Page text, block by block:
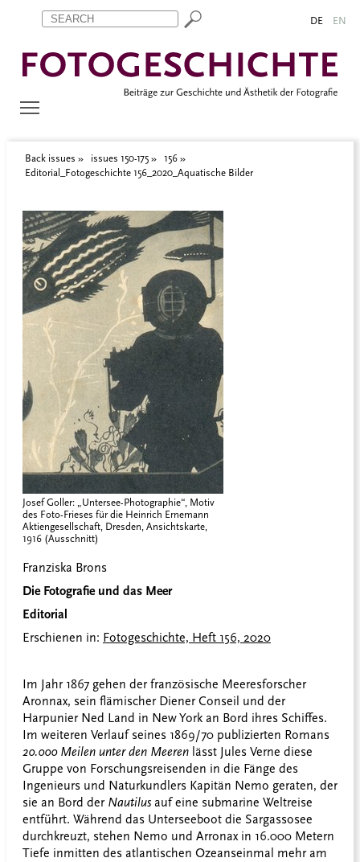
Zum Inhalt springen
Aktuelle Seite: Editorial_Fotogeschichte 156_2020_Aquatische
DE EN
Back issues issues 150-175
156
Editorial_Fotogeschichte 156_2020_Aquatische Bilder
Josef Goller: „Untersee-Photographie“, Motiv
des Foto-Frieses für die Heinrich Ernemann
Aktiengesellschaft, Dresden, Ansichtskarte,
1916 (Ausschnitt)
Franziska Brons
Die Fotografie und das Meer
Editorial
Erschienen in: Fotogeschichte, Heft 156, 2020
Im Jahr 1867 gehen der französische Meeresforscher
Aronnax, sein flämischer Diener Conseil und der
Harpunier Ned Land in New York an Bord ihres Schiffes.
Im weiteren Verlauf seines 1869/70 publizierten Romans
20.000 Meilen unter den Meeren lässt Jules Verne diese
Gruppe von Forschungsreisenden in die Fänge des
Ingenieurs und Naturkundlers Kapitän Nemo geraten, der
sie an Bord der Nautilus auf eine submarine Weltreise
entführt. Während das Unterseeboot die Sargassosee
durchkreuzt, stehen Nemo und Arronax in 16.000 Metern
Tiefe inmitten des atlantischen Ozeanseinmal mehr am